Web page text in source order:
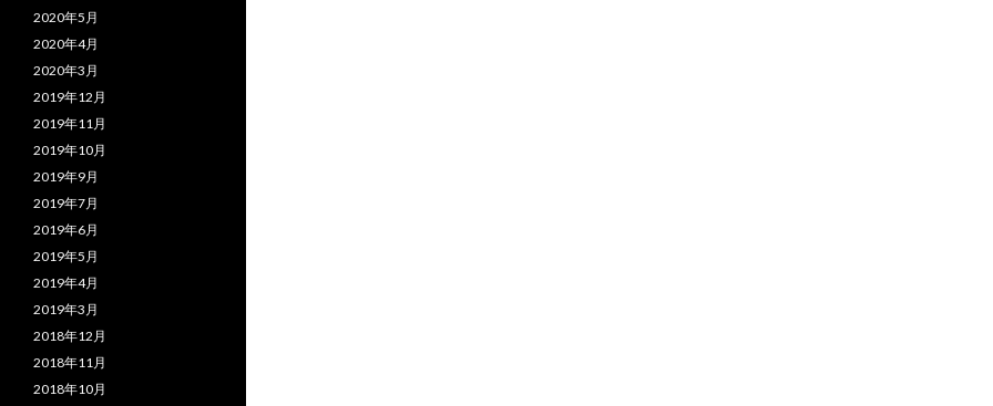
2020年5月
2020年4月
2020年3月
2019年12月
2019年11月
2019年10月
2019年9月
2019年7月
2019年6月
2019年5月
2019年4月
2019年3月
2018年12月
2018年11月
2018年10月